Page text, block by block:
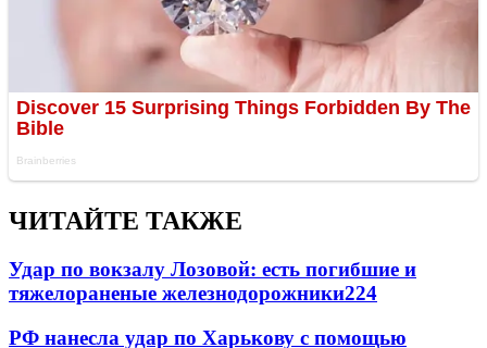
ЧИТАЙТЕ ТАКЖЕ
Удар по вокзалу Лозовой: есть погибшие и
тяжелораненые железнодорожники224
РФ нанесла удар по Харькову с помощью